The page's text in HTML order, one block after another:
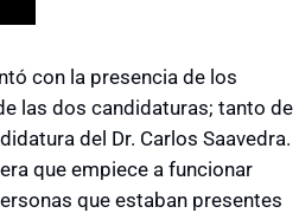
con la presencia de los
las dos candidaturas; tanto de
del Dr. Carlos Saavedra.
que empiece a funcionar
que estaban presentes